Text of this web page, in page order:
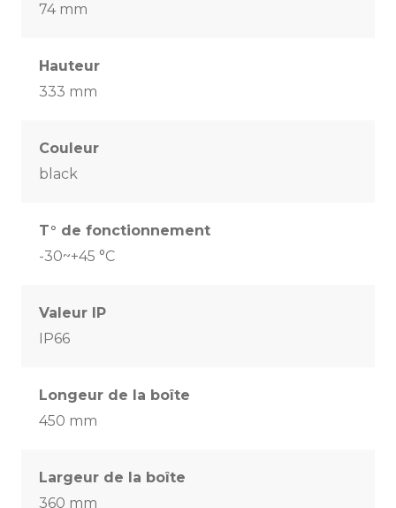
74 mm
Hauteur
333 mm
Couleur
black
T° de fonctionnement
-30~+45 °C
Valeur IP
IP66
Longeur de la boîte
450 mm
Largeur de la boîte
360 mm